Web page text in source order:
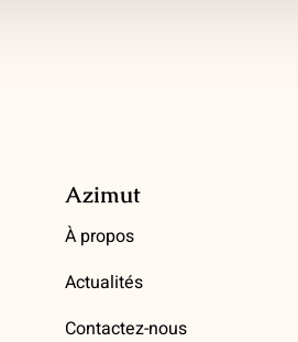
Azimut
À propos
Actualités
Contactez-nous